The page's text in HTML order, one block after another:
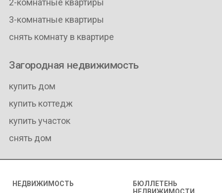
2-комнатные квартиры
3-комнатные квартиры
снять комнату в квартире
Загородная недвижимость
купить дом
купить коттедж
купить участок
снять дом
НЕДВИЖИМОСТЬ
БЮЛЛЕТЕНЬ
НЕДВИЖИМОСТИ